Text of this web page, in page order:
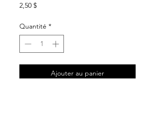
2,50 $Prix
Quantité *
Ajouter au panier